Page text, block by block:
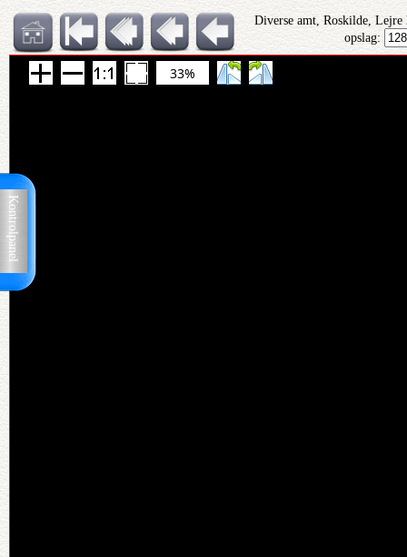
Kontrolpanel
Diverse amt, Roskilde,
opslag:
33%